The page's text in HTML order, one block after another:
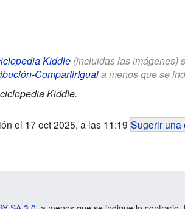
Kiddle(incluidas las imágenes)
CompartirIguala menos que se
Kiddle.
el 17 oct 2025, a las 11:19 Sugerir una